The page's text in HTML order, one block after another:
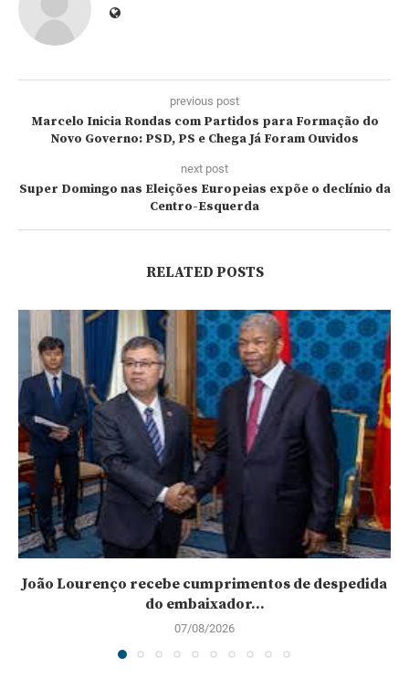
previous post
Marcelo Inicia Rondas com Partidos para Formação do
Novo Governo: PSD, PS e Chega Já Foram Ouvidos
next post
Super Domingo nas Eleições Europeias expõe o declínio da
Centro-Esquerda
RELATED POSTS
João Lourenço recebe cumprimentos de despedida
do embaixador...
07/08/2026